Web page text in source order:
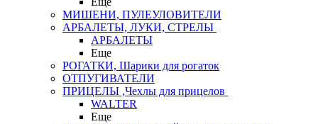
МИШЕНИ, ПУЛЕУЛОВИТЕЛИ
АРБАЛЕТЫ, ЛУКИ, СТРЕЛЫ
АРБАЛЕТЫ
Еще
РОГАТКИ, Шарики для рогаток
ОТПУГИВАТЕЛИ
ПРИЦЕЛЫ ,Чехлы для прицелов
WALTER
Еще